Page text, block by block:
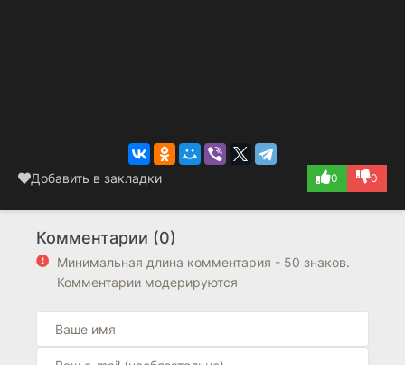
Добавить в закладки 0 0
Комментарии (0)
Минимальная длина комментария - 50 знаков.
Комментарии модерируются